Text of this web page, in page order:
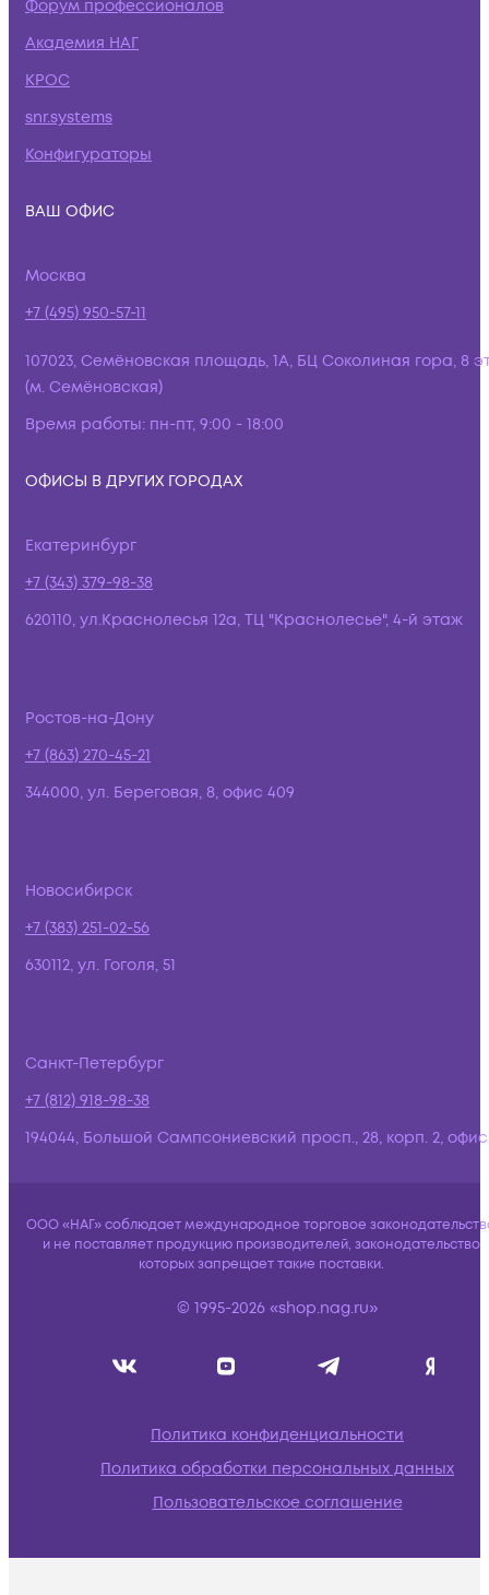
Форум профессионалов
Академия НАГ
КРОС
snr.systems
Конфигураторы
ВАШ ОФИС
Москва
+7 (495) 950-57-11
107023, Семёновская площадь, 1А, БЦ Соколиная гора, 8
(м. Семёновская)
Время работы: пн-пт, 9:00 - 18:00
ОФИСЫ В ДРУГИХ ГОРОДАХ
Екатеринбург
+7 (343) 379-98-38
620110, ул.Краснолесья 12а, ТЦ "Краснолесье", 4-й этаж
Ростов-на-Дону
+7 (863) 270-45-21
344000, ул. Береговая, 8, офис 409
Новосибирск
+7 (383) 251-02-56
630112, ул. Гоголя, 51
Санкт-Петербург
+7 (812) 918-98-38
194044, Большой Сампсониевский просп., 28, корп. 2,
ООО «НАГ» соблюдает международное торговое
и не поставляет продукцию производителей, законодательство
которых запрещает такие поставки.
© 1995-2026 «shop.nag.ru»
Политика конфиденциальности
Политика обработки персональных данных
Пользовательское соглашение